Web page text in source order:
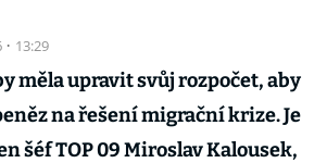
· 13:29
měla upravit svůj rozpočet, aby
na řešení migrační krize. Je
šéf TOP 09 Miroslav Kalousek,